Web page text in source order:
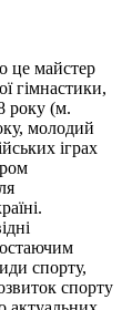
це майстер
гімнастики,
року (м.
молодий
іграх
спорту,
спорту